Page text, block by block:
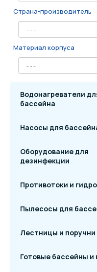
Инвентарь
Системы
Страна-производитель
Материал корпуса
Водонагреватели
бассейна
Насосы для
Оборудование для
дезинфекции
Противотоки и
Пылесосы для
Лестницы и поручни
Готовые бассейны и